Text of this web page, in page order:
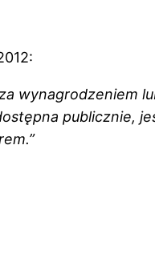
wynagrodzeniem
publicznie,